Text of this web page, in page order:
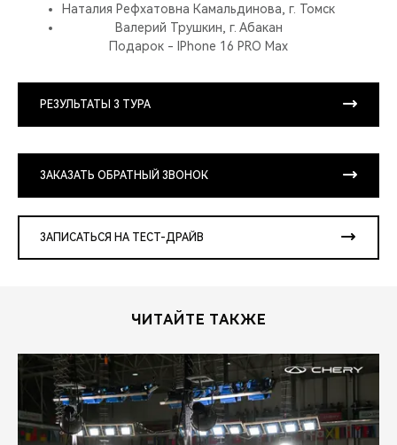
Наталия Рефхатовна Камальдинова, г. Томск
Валерий Трушкин, г. Абакан
Подарок - IPhone 16 PRO Max
РЕЗУЛЬТАТЫ 3 ТУРА
ЗАКАЗАТЬ ОБРАТНЫЙ ЗВОНОК
ЗАПИСАТЬСЯ НА ТЕСТ-ДРАЙВ
ЧИТАЙТЕ ТАКЖЕ